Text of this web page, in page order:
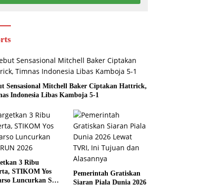
Sensasional Mitchell Baker Ciptakan Hattrick,
Indonesia Libas Kamboja 5-1
3 Ribu
STIKOM Yos
Luncurkan SYS
Pemerintah Gratiskan
Siaran Piala Dunia 2026